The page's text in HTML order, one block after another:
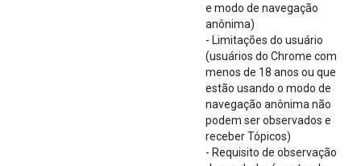
e modo de navegação
anônima)
- Limitações do usuário
(usuários do Chrome com
menos de 18 anos ou que
estão usando o modo de
navegação anônima não
podem ser observados e
receber Tópicos)
- Requisito de observação